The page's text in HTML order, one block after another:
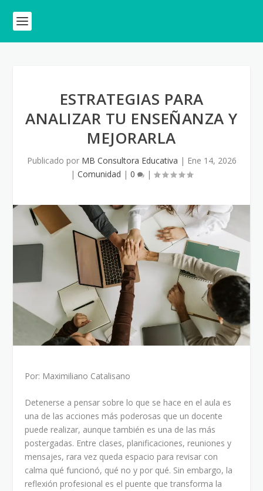
ESTRATEGIAS PARA
ANALIZAR TU ENSEÑANZA Y
MEJORARLA
Publicado por MB Consultora Educativa | Ene 14, 2026
| Comunidad | 0 |
Por: Maximiliano Catalisano
Detenerse a pensar sobre lo que se hace en el aula es
una de las acciones más poderosas que un docente
puede realizar, aunque también es una de las más
postergadas. Entre clases, planificaciones, reuniones y
mensajes, rara vez queda espacio para revisar con
calma qué funcionó, qué no y por qué. Sin embargo, la
reflexión profesional es el puente que transforma la